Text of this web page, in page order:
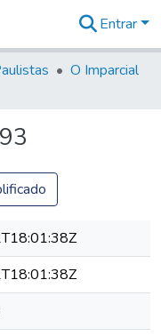
Entrar
O Imparcial